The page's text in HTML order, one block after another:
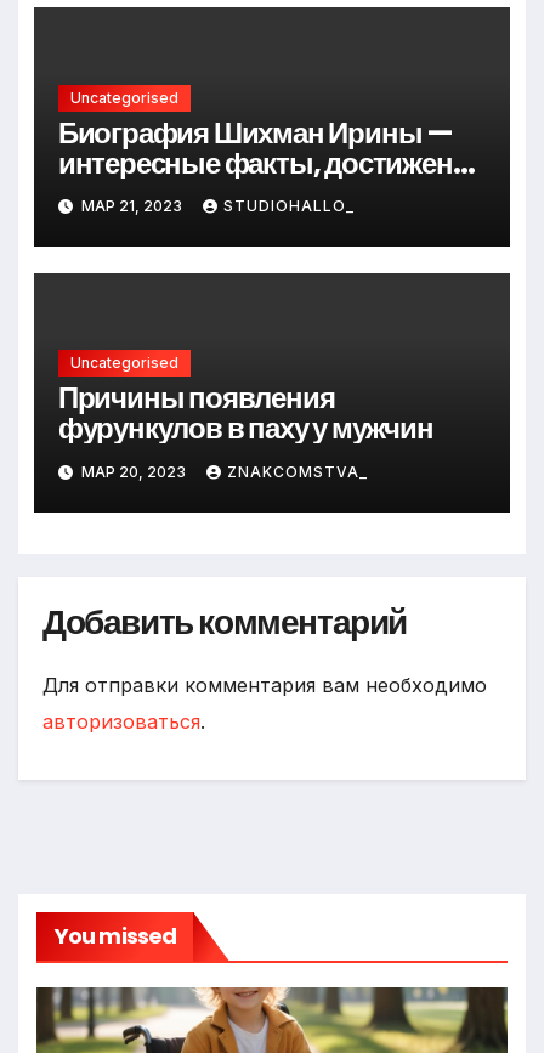
Uncategorised
Биография Шихман Ирины —
интересные факты, достижения
и путь к успеху
МАР 21, 2023 STUDIOHALLO_
Uncategorised
Причины появления
фурункулов в паху у мужчин
МАР 20, 2023 ZNAKCOMSTVA_
Добавить комментарий
Для отправки комментария вам необходимо
авторизоваться.
You missed